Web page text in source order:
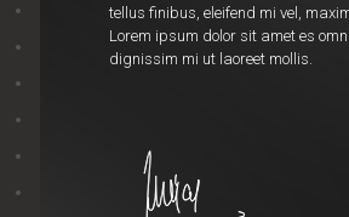
tellus finibus, eleifend mi vel,
Lorem ipsum dolor sit amet es
dignissim mi ut laoreet mollis.